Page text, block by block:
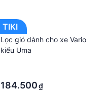
TIKI
Lọc gió dành cho xe Vario
kiểu Uma
184.500₫